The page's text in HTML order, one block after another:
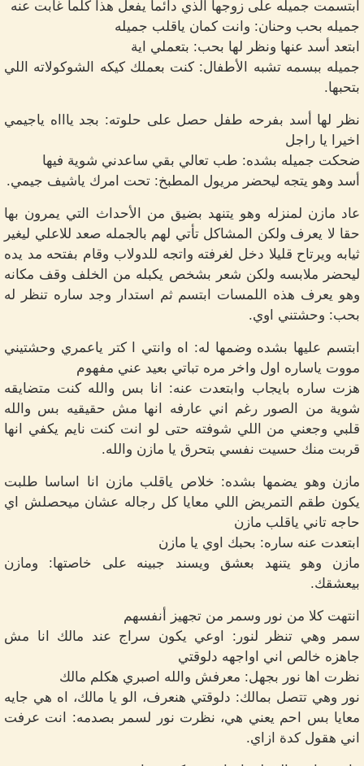
ابتسمت جميله على زوجها الذي دائما يفعل هذا كلما غابت عنه
جميله بحب وحنان: وانت كمان ياقلب جميله
ابتعد أسد عنها ونظر لها بحب: بتعملي اية
جميله ببسمه تشبه الأطفال: كنت بعملك كيكه الشوكولاته اللي
بتحبها.
نظر لها أسد بفرحه طفل حصل على حلوته: بجد ياااه ياجيمي
اخيرا يا راجل
ضحكت جميله بشده: طب تعالي بقي ساعدني شوية فيها
أسد وهو يتجه ليحضر مريول المطبخ: تحت امرك ياشيف جيمي.
عاد مازن لمنزله وهو يتنهد بضيق من الأحداث التي يمرون بها
حقا لا يعرف ولكن المشاكل تأتي لهم بالجمله صعد للاعلي ليغير
ثيابه ويرتاح قليلا دخل لغرفته واتجه للدولاب وقام بفتحه مد يده
ليحضر ملابسه ولكن شعر بشخص يكبله من الخلف وقف مكانه
وهو يعرف هذه اللمسات ابتسم ثم استدار وجد ساره تنظر له
بحب: وحشتني اوي.
ابتسم عليها بشده وضمها له: اه وانتي ا كتر ياعمري وحشتيني
مووت ياساره اول واخر مره تباتي بعيد عني مفهوم
هزت ساره بايجاب وابتعدت عنه: انا بس والله كنت متضايقه
شوية من الصور رغم اني عارفه انها مش حقيقيه بس والله
قلبي وجعني من اللي شوفته حتى لو انت كنت نايم يكفي انها
قربت منك حسيت نفسي بتحرق يا مازن والله.
مازن وهو يضمها بشده: خلاص ياقلب مازن انا اساسا طلبت
يكون طقم التمريض اللي معايا كل رجاله عشان ميحصلش اي
حاجه تاني ياقلب مازن
ابتعدت عنه ساره: بحبك اوي يا مازن
مازن وهو يتنهد بعشق ويسند جبينه على خاصتها: ومازن
بيعشقك.
انتهت كلا من نور وسمر من تجهيز أنفسهم
سمر وهي تنظر لنور: اوعي يكون سراج عند مالك انا مش
جاهزه خالص اني اواجهه دلوقتي
نظرت اها نور بجهل: معرفش والله اصبري هكلم مالك
نور وهي تتصل بمالك: دلوقتي هنعرف، الو يا مالك، اه هي جايه
معايا بس احم يعني هي، نظرت نور لسمر بصدمه: انت عرفت
اني هقول كدة ازاي.